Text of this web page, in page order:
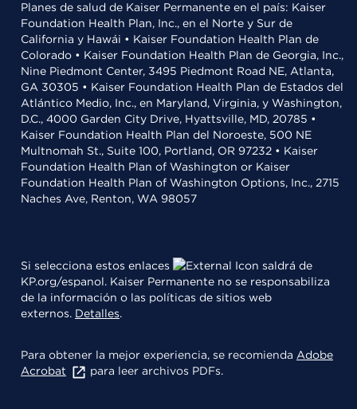
Planes de salud de Kaiser Permanente en el país: Kaiser
Foundation Health Plan, Inc., en el Norte y Sur de
California y Hawái • Kaiser Foundation Health Plan de
Colorado • Kaiser Foundation Health Plan de Georgia, Inc.,
Nine Piedmont Center, 3495 Piedmont Road NE, Atlanta,
GA 30305 • Kaiser Foundation Health Plan de Estados del
Atlántico Medio, Inc., en Maryland, Virginia, y Washington,
D.C., 4000 Garden City Drive, Hyattsville, MD, 20785 •
Kaiser Foundation Health Plan del Noroeste, 500 NE
Multnomah St., Suite 100, Portland, OR 97232 • Kaiser
Foundation Health Plan of Washington or Kaiser
Foundation Health Plan of Washington Options, Inc., 2715
Naches Ave, Renton, WA 98057
Si selecciona estos enlaces
saldrá de
KP.org/espanol. Kaiser Permanente no se responsabiliza
de la información o las políticas de sitios web
externos. Detalles.
Para obtener la mejor experiencia, se recomienda Adobe
Acrobat
para leer archivos PDFs.